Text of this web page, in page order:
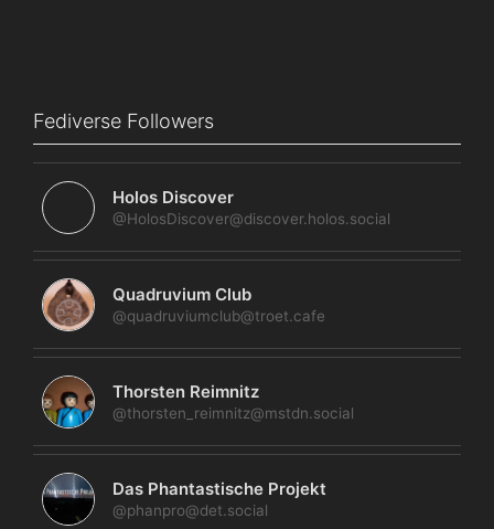
Fediverse Followers
Holos Discover
@HolosDiscover@discover.holos.social
Quadruvium Club
@quadruviumclub@troet.cafe
Thorsten Reimnitz
@thorsten_reimnitz@mstdn.social
Das Phantastische Projekt
@phanpro@det.social